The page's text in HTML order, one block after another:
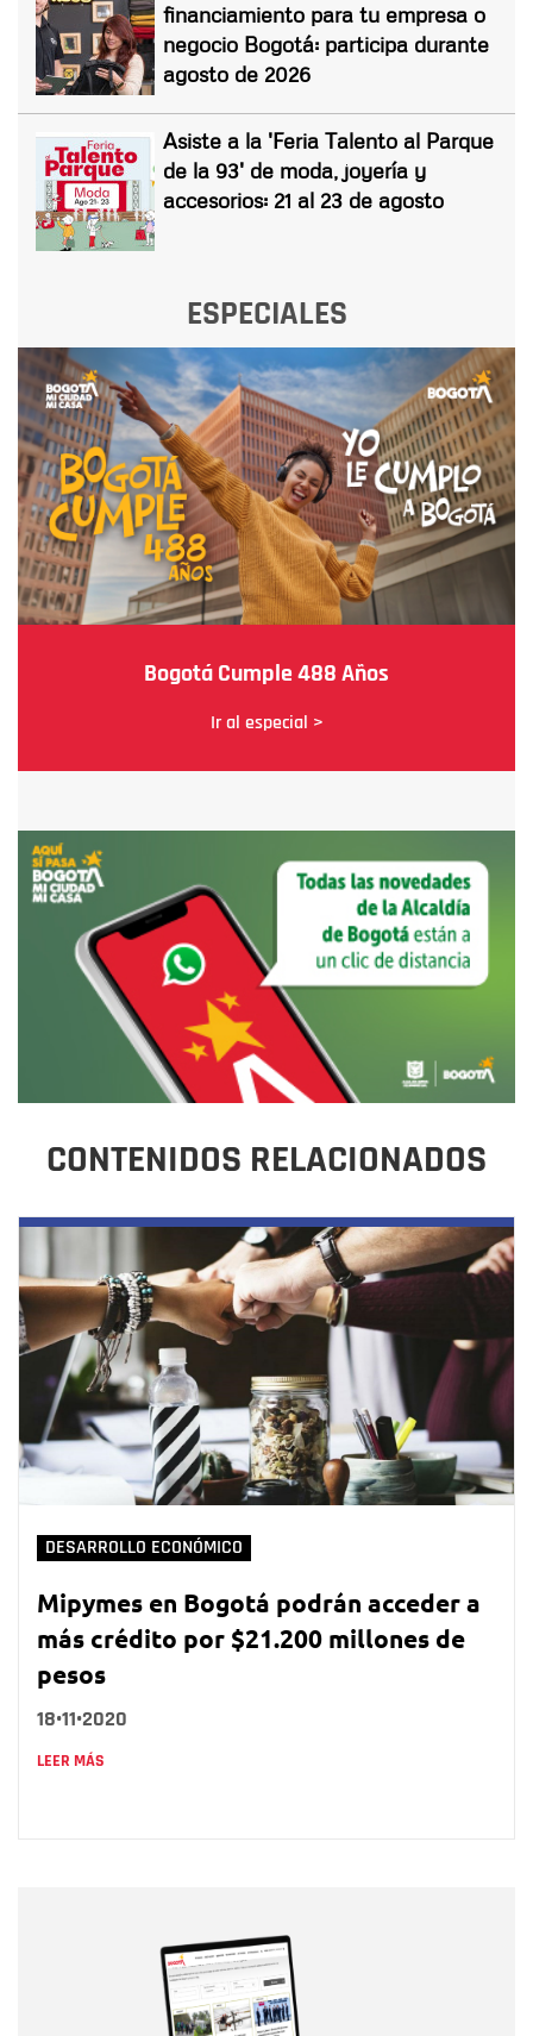
financiamiento para tu empresa o
negocio Bogotá: participa durante
agosto de 2026
Asiste a la 'Feria Talento al Parque
de la 93' de moda, joyería y
accesorios: 21 al 23 de agosto
ESPECIALES
Bogotá Cumple 488 Años
Ir al especial >
CONTENIDOS RELACIONADOS
DESARROLLO ECONÓMICO
Mipymes en Bogotá podrán acceder a
más crédito por $21.200 millones de
pesos
18•11•2020
LEER MÁS
Correo electrónico